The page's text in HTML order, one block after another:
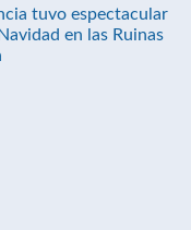
tuvo espectacular
en las Ruinas